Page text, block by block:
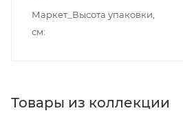
Маркет_Высота упаковки,
см
Товары из коллекции